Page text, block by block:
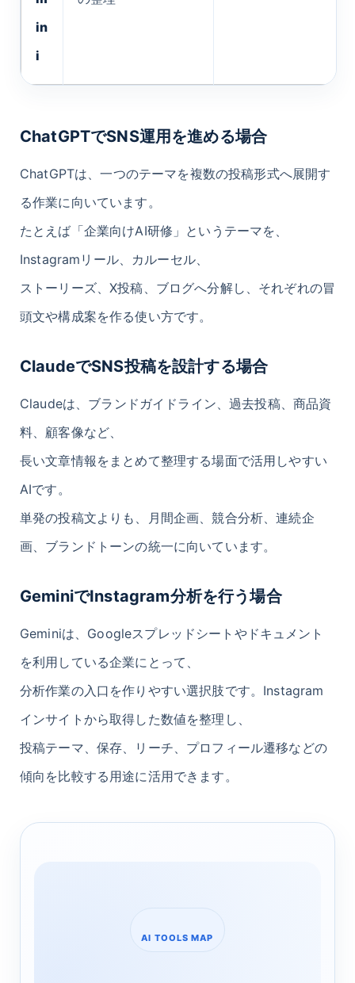
in
i
ChatGPTでSNS運用を進める場合
ChatGPTは、一つのテーマを複数の投稿形式へ展開す
る作業に向いています。
たとえば「企業向けAI研修」というテーマを、
Instagramリール、カルーセル、
ストーリーズ、X投稿、ブログへ分解し、それぞれの冒
頭文や構成案を作る使い方です。
ClaudeでSNS投稿を設計する場合
Claudeは、ブランドガイドライン、過去投稿、商品資
料、顧客像など、
長い文章情報をまとめて整理する場面で活用しやすい
AIです。
単発の投稿文よりも、月間企画、競合分析、連続企
画、ブランドトーンの統一に向いています。
GeminiでInstagram分析を行う場合
Geminiは、Googleスプレッドシートやドキュメント
を利用している企業にとって、
分析作業の入口を作りやすい選択肢です。Instagram
インサイトから取得した数値を整理し、
投稿テーマ、保存、リーチ、プロフィール遷移などの
傾向を比較する用途に活用できます。
AI TOOLS MAP